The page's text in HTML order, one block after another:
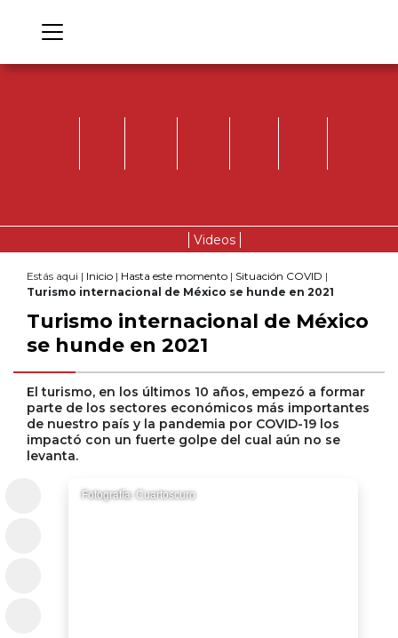
Videos
Estás aqui | Inicio | Hasta este momento | Situación COVID |
Turismo internacional de México se hunde en 2021
Turismo internacional de México
se hunde en 2021
El turismo, en los últimos 10 años, empezó a formar
parte de los sectores económicos más importantes
de nuestro país y la pandemia por COVID-19 los
impactó con un fuerte golpe del cual aún no se
levanta.
Fotografía: Cuartoscuro